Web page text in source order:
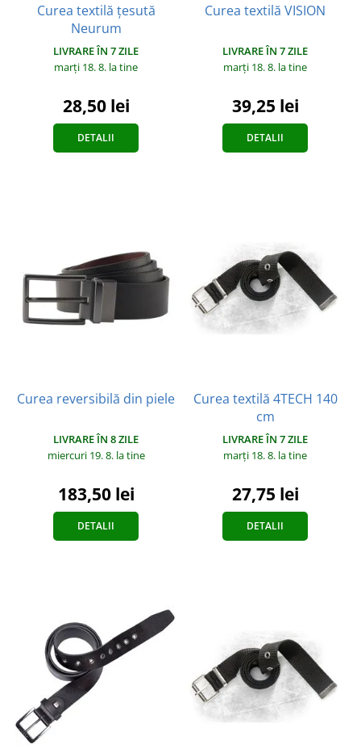
Curea textilă țesută
Neurum
LIVRARE ÎN 7 ZILE
marți 18. 8. la tine
28,50 lei
DETALII
Curea textilă VISION
LIVRARE ÎN 7 ZILE
marți 18. 8. la tine
39,25 lei
DETALII
Curea reversibilă din piele
LIVRARE ÎN 8 ZILE
miercuri 19. 8. la tine
183,50 lei
DETALII
Curea textilă 4TECH 140
cm
LIVRARE ÎN 7 ZILE
marți 18. 8. la tine
27,75 lei
DETALII